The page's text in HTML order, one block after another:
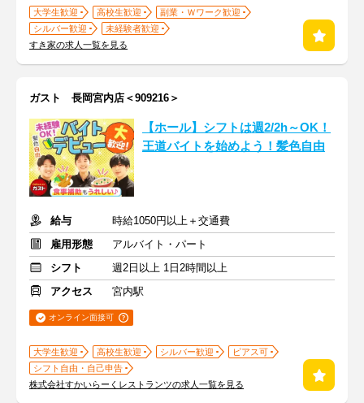
大学生歓迎 高校生歓迎
副業・Ｗワーク歓迎
シルバー歓迎
未経験者歓迎
すき家の求人一覧を見る
ガスト 長岡宮内店＜909216＞
【ホール】シフトは週2/2h～OK！
王道バイトを始めよう！髪色自由
給与
時給1050円以上＋交通費
雇用形態
アルバイト・パート
シフト
週2日以上 1日2時間以上
アクセス
宮内駅
オンライン面接可
大学生歓迎 高校生歓迎 シルバー歓迎
ピアス可
シフト自由・自己申告
株式会社すかいらーくレストランツの求人一覧を見る